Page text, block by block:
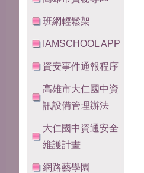
班網輕鬆架
IAMSCHOOL APP
資安事件通報程序
高雄市大仁國中資
訊設備管理辦法
大仁國中資通安全
維護計畫
網路藝學園